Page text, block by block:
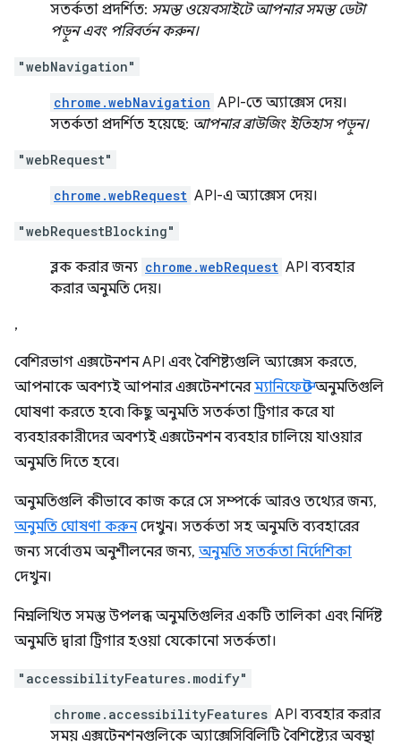
সতর্কতা প্রদর্শিত: সমস্ত ওয়েবসাইটে আপনার সমস্ত ডেটা
পড়ুন এবং পরিবর্তন করুন।
"webNavigation"
chrome.webNavigation API-তে অ্যাক্সেস দেয়।
সতর্কতা প্রদর্শিত হয়েছে: আপনার ব্রাউজিং ইতিহাস পড়ুন।
"webRequest"
chrome.webRequest API-এ অ্যাক্সেস দেয়।
"webRequestBlocking"
ব্লক করার জন্য chrome.webRequest API ব্যবহার
করার অনুমতি দেয়।
,
বেশিরভাগ এক্সটেনশন API এবং বৈশিষ্ট্যগুলি অ্যাক্সেস করতে,
আপনাকে অবশ্যই আপনার এক্সটেনশনেরম্যানিফেস্টেঅনুমতিগুলি
ঘোষণা করতে হবে৷ কিছু অনুমতি সতর্কতা ট্রিগার করে যা
ব্যবহারকারীদের অবশ্যই এক্সটেনশন ব্যবহার চালিয়ে যাওয়ার
অনুমতি দিতে হবে।
অনুমতিগুলি কীভাবে কাজ করে সে সম্পর্কে আরও তথ্যের জন্য,
অনুমতি ঘোষণা করুনদেখুন। সতর্কতা সহ অনুমতি ব্যবহারের
জন্য সর্বোত্তম অনুশীলনের জন্য, অনুমতি সতর্কতা নির্দেশিকা
দেখুন।
নিম্নলিখিত সমস্ত উপলব্ধ অনুমতিগুলির একটি তালিকা এবং নির্দিষ্ট
অনুমতি দ্বারা ট্রিগার হওয়া যেকোনো সতর্কতা।
"accessibilityFeatures.modify"
chrome.accessibilityFeatures API ব্যবহার করার
সময় এক্সটেনশনগুলিকে অ্যাক্সেসিবিলিটি বৈশিষ্ট্যের অবস্থা